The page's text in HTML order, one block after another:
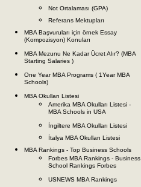
Not Ortalaması (GPA)
Referans Mektupları
MBA Başvuruları için örnek Essay
(Kompozisyon) Konuları
MBA Mezunu Ne Kadar Ücret Alır? (MBA
Starting Salaries )
One Year MBA Programs ( 1Year MBA
Schools)
MBA Okulları Listesi
Amerika MBA Okulları Listesi -
MBA Schools in USA
İngiltere MBA Okulları Listesi
İtalya MBA Okulları Listesi
MBA Rankings - Top Business Schools
Forbes MBA Rankings - Business
School Rankings Forbes
USNEWS MBA Rankings